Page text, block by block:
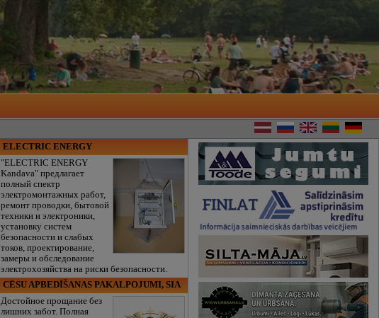
ELECTRIC ENERGY
"ELECTRIC ENERGY
Kandava" предлагает
полный спектр
электромонтажных работ,
ремонт проводки, бытовой
техники и электроники,
установку систем
безопасности и слабых
токов, проектирование,
замеры и обследование
электрохозяйства на риски безопасности.
CĒSU APBEDĪŠANAS PAKALPOJUMI, SIA
Достойное прощание без
лишних забот. Полная